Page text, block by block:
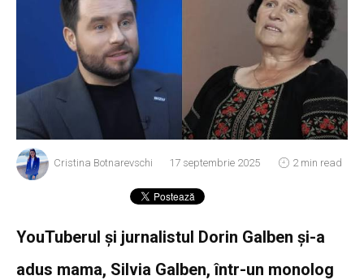
Cristina Botnarevschi 17 septembrie 2025 2 min read
YouTuberul și jurnalistul Dorin Galben și-a
adus mama, Silvia Galben, într-un monolog